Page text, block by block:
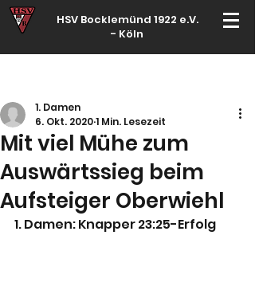
HSV Bocklemünd 1922 e.V.
- Köln
Mit viel Mühe zum
Auswärtssieg beim
Aufsteiger Oberwiehl
1. Damen
6. Okt. 20201 Min. Lesezeit
1. Damen: Knapper 23:25-Erfolg